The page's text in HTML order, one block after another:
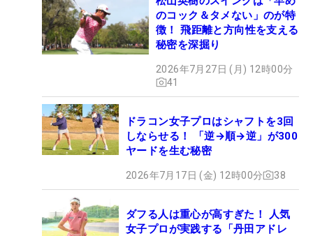
のコック＆タメない」のが特
徴！ 飛距離と方向性を支える
秘密を深掘り
2026年7月27日 (月) 12時00分
41
ドラコン女子プロはシャフトを3回
しならせる！ 「逆→順→逆」が300
ヤードを生む秘密
2026年7月17日 (金) 12時00分 38
ダフる人は重心が高すぎた！ 人気
女子プロが実践する「丹田アドレ